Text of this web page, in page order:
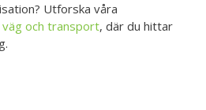
Utforska våra
och transport, där du hittar